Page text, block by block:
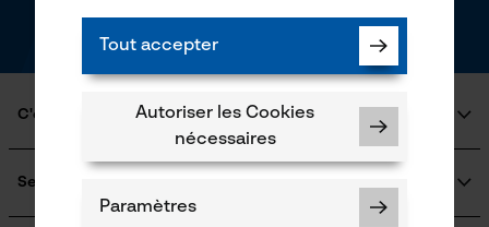
*** Valable à partir d'un montant de 100,- €
C'est KOX
Qui sommes-nous?
Engagement social
Guide pratique
Service
Tout accepter
Autoriser les Cookies
nécessaires
Paramètres